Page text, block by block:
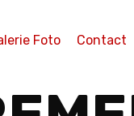
Foto Contact